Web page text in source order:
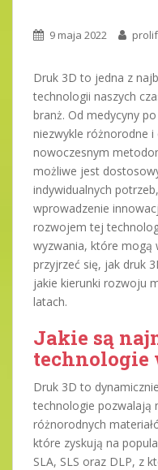
9 maja 2022
Druk 3D to jedna z
technologii naszych
branż. Od medycyny
niezwykle różnorodne i
nowoczesnym
możliwe jest
indywidualnych
wprowadzenie
rozwojem tej
wyzwania, które mogą
przyjrzeć się, jak druk
jakie kierunki rozwoju
latach.
Jakie są
technologie
Druk 3D to
technologie pozwalają
różnorodnych
które zyskują na
SLA, SLS oraz DLP, z